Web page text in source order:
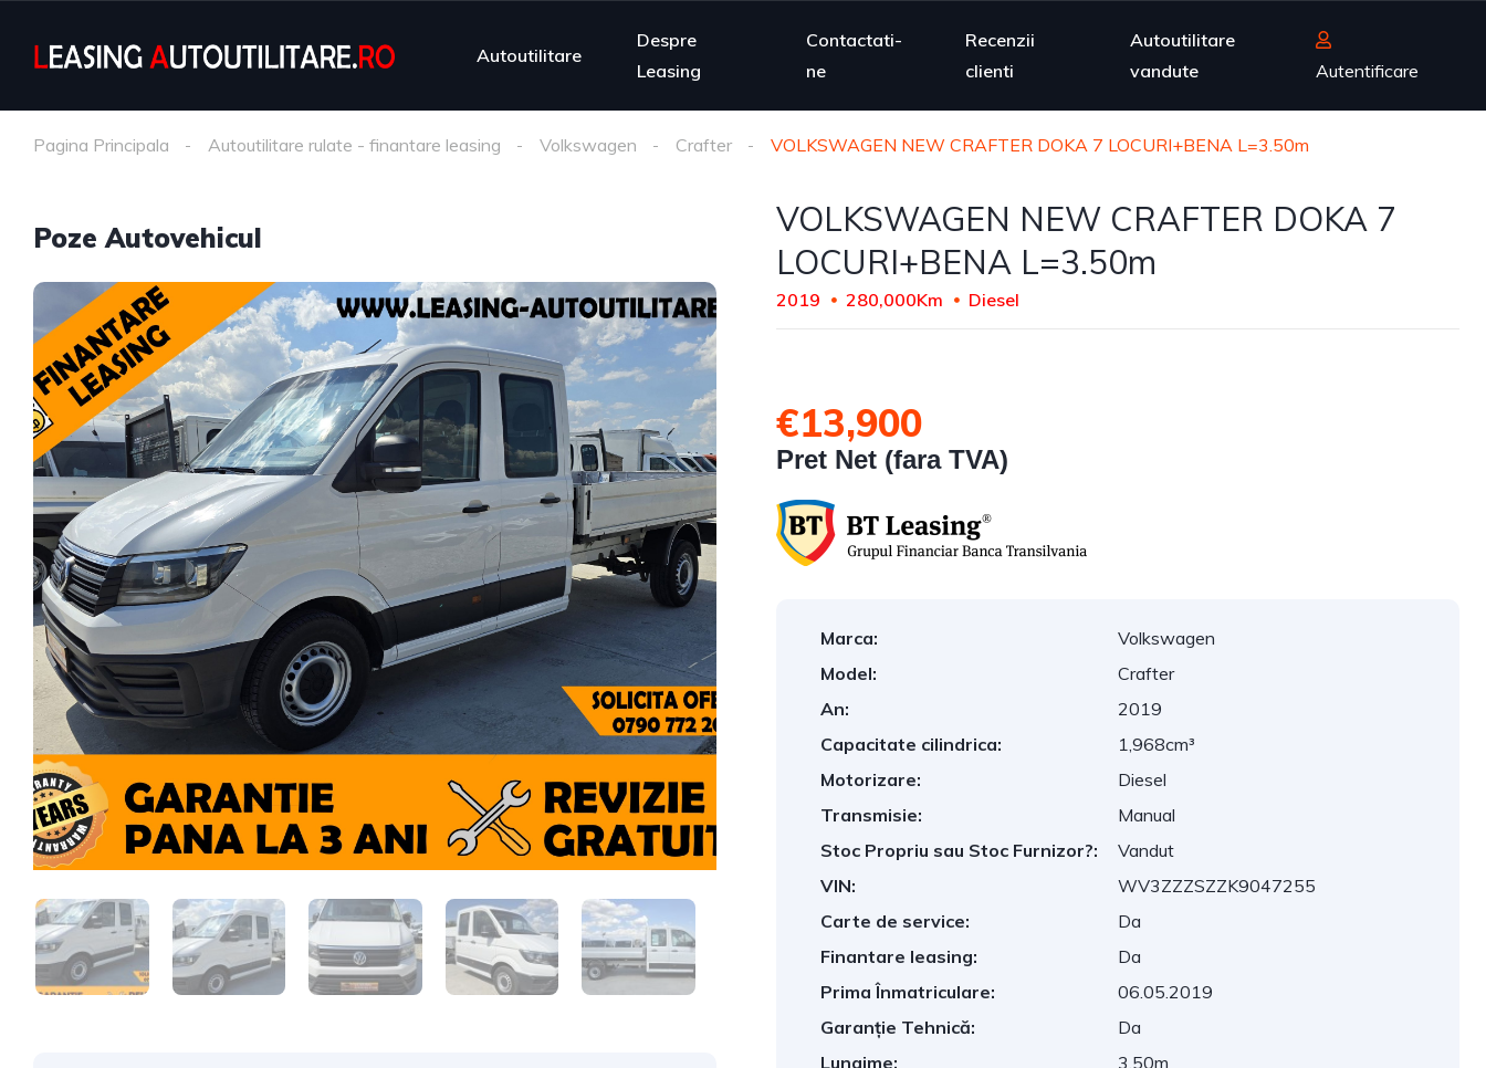
Autoutilitare
Despre
Leasing
Contactati-
ne
Recenzii
clienti
Autoutilitare
vandute
Autentificare
Pagina Principala Autoutilitare rulate - finantare leasing Volkswagen Crafter VOLKSWAGEN NEW CRAFTER DOKA 7 LOCURI+BENA L=3.50m
Poze Autovehicul
VOLKSWAGEN NEW CRAFTER DOKA 7
LOCURI+BENA L=3.50m
2019 280,000Km Diesel
€13,900
Pret Net (fara TVA)
Marca:
Volkswagen
Model:
Crafter
An:
2019
Capacitate cilindrica:
1,968cm³
Motorizare:
Diesel
Transmisie:
Manual
Stoc Propriu sau Stoc Furnizor?:
Vandut
VIN:
WV3ZZZSZZK9047255
Carte de service:
Da
Finantare leasing:
Da
Prima Înmatriculare:
06.05.2019
Garanție Tehnică:
Da
Lungime:
3.50m